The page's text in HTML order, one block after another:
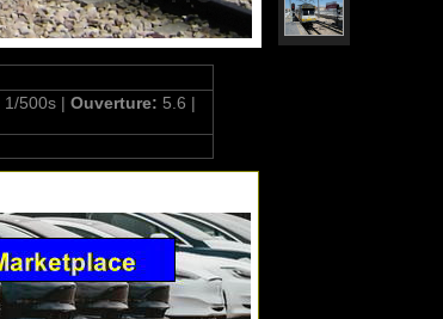
1/500s | Ouverture: 5.6 |